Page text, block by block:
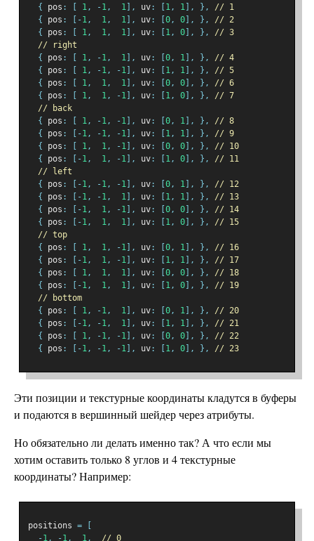
{
pos : 1, -1, 1 ], uv: 1, 1 ], },
// 1
{
pos : [-1, 1, 1 ], uv: 0, 0 ], },
// 2
{
pos : 1, 1, 1 ], uv: 1, 0 ], },
// 3
// right
{
pos : 1, -1, 1 ], uv: 0, 1 ], },
// 4
{
pos : 1, -1, -1 ], uv: 1, 1 ], },
// 5
{
pos : 1, 1, 1 ], uv: 0, 0 ], },
// 6
{
pos : 1, 1, -1 ], uv: 1, 0 ], },
// 7
// back
{
pos : 1, -1, -1 ], uv: 0, 1 ], },
// 8
{
pos : [-1, -1, -1 ], uv: 1, 1 ], },
// 9
{
pos : 1, 1, -1 ], uv: 0, 0 ], },
// 10
{
pos : [-1, 1, -1 ], uv: 1, 0 ], },
// 11
// left
{
pos : [-1, -1, -1 ], uv: 0, 1 ], },
// 12
{
pos : [-1, -1, 1 ], uv: 1, 1 ], },
// 13
{
pos : [-1, 1, -1 ], uv: 0, 0 ], },
// 14
{
pos : [-1, 1, 1 ], uv: 1, 0 ], },
// 15
// top
{
pos : 1, 1, -1 ], uv: 0, 1 ], },
// 16
{
pos : [-1, 1, -1 ], uv: 1, 1 ], },
// 17
{
pos : 1, 1, 1 ], uv: 0, 0 ], },
// 18
{
pos : [-1, 1, 1 ], uv: 1, 0 ], },
// 19
// bottom
{
pos : 1, -1, 1 ], uv: 0, 1 ], },
// 20
{
pos : [-1, -1, 1 ], uv: 1, 1 ], },
// 21
{
pos : 1, -1, -1 ], uv: 0, 0 ], },
// 22
{
pos : [-1, -1, -1 ], uv: 1, 0 ], }, // 23
Эти позиции и текстурные координаты кладутся в буферы
и подаются в вершинный шейдер через атрибуты.
Но обязательно ли делать именно так? А что если мы
хотим оставить только 8 углов и 4 текстурные
координаты? Например:
positions =
-1, -1, 1,
// 0